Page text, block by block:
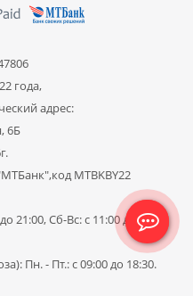
года,
адрес:
6Б
MTBKBY22
21:00, Сб-Вс: с 11:00 до 19:00
Пн. - Пт.: с 09:00 до 18:30.